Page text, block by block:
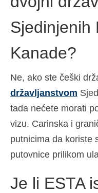
Sjedinjenih
Kanade?
Ne, ako ste češki
državljanstvom
tada nećete morati
vizu. Carinska i
putnicima da koriste
putovnice prilikom
Je li ESTA